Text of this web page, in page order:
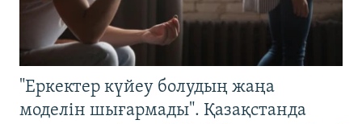
"Еркектер күйеу болудың жаңа
моделін шығармады". Қазақстанда